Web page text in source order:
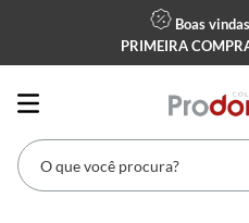
Boas
PRIMEIRA
O que você procura?